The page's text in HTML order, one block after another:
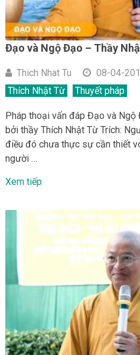
Đạo và Ngộ Đạo – Thầy
Thich Nhat Tu
08-04-
Thích Nhật Từ
Thuyết pháp
Pháp thoại vấn đáp Đạo và
bởi thầy Thích Nhật Từ Trích:
điều đó chưa thực sự cần thiết
người …
Xem tiếp